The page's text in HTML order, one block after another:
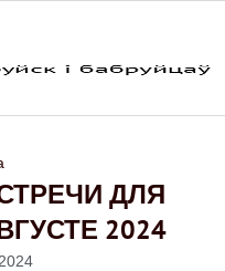
ДЛЯ
2024